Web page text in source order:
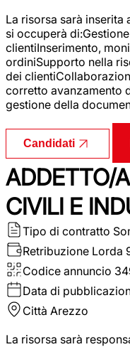
La risorsa sarà inserita
si occuperà
clientiInserimento,
ordiniSupporto nella
dei
corretto avanzamento
gestione della
Candidati
ADDETTO/
CIVILI E
Tipo di contratto
Retribuzione Lorda
Codice annuncio
Data di
Città Arezzo
La risorsa sarà